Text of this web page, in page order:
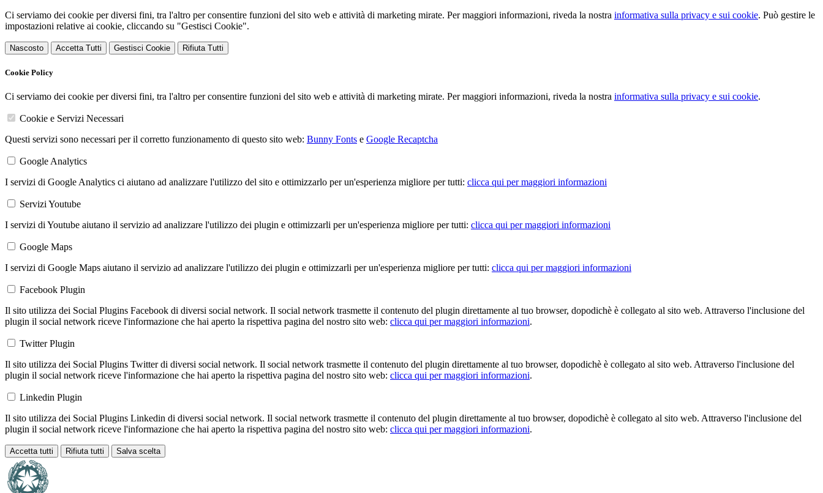
Ci serviamo dei cookie per diversi fini, tra l'altro per consentire funzioni del sito web e attività di marketing mirate. Per maggiori informazioni, riveda la nostra informativa sulla privacy e sui cookie. Può gestire le
impostazioni relative ai cookie, cliccando su "Gestisci Cookie".
Nascosto Accetta Tutti Gestisci Cookie Rifiuta Tutti
Cookie Policy
Ci serviamo dei cookie per diversi fini, tra l'altro per consentire funzioni del sito web e attività di marketing mirate. Per maggiori informazioni, riveda la nostra informativa sulla privacy e sui cookie.
Cookie e Servizi Necessari
Questi servizi sono necessari per il corretto funzionamento di questo sito web: Bunny Fonts e Google Recaptcha
Google Analytics
I servizi di Google Analytics ci aiutano ad analizzare l'utilizzo del sito e ottimizzarlo per un'esperienza migliore per tutti: clicca qui per maggiori informazioni
Servizi Youtube
I servizi di Youtube aiutano il servizio ad analizzare l'utilizzo dei plugin e ottimizzarli per un'esperienza migliore per tutti: clicca qui per maggiori informazioni
Google Maps
I servizi di Google Maps aiutano il servizio ad analizzare l'utilizzo dei plugin e ottimizzarli per un'esperienza migliore per tutti: clicca qui per maggiori informazioni
Facebook Plugin
Il sito utilizza dei Social Plugins Facebook di diversi social network. Il social network trasmette il contenuto del plugin direttamente al tuo browser, dopodichè è collegato al sito web. Attraverso l'inclusione del
plugin il social network riceve l'informazione che hai aperto la rispettiva pagina del nostro sito web: clicca qui per maggiori informazioni.
Twitter Plugin
Il sito utilizza dei Social Plugins Twitter di diversi social network. Il social network trasmette il contenuto del plugin direttamente al tuo browser, dopodichè è collegato al sito web. Attraverso l'inclusione del
plugin il social network riceve l'informazione che hai aperto la rispettiva pagina del nostro sito web: clicca qui per maggiori informazioni.
Linkedin Plugin
Il sito utilizza dei Social Plugins Linkedin di diversi social network. Il social network trasmette il contenuto del plugin direttamente al tuo browser, dopodichè è collegato al sito web. Attraverso l'inclusione del
plugin il social network riceve l'informazione che hai aperto la rispettiva pagina del nostro sito web: clicca qui per maggiori informazioni.
Accetta tutti Rifiuta tutti Salva scelta
Loading...